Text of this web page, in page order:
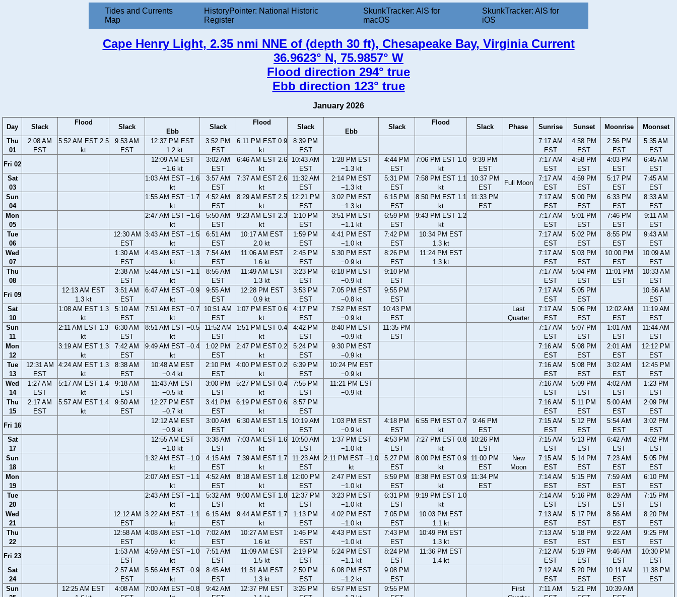
Tides and Currents
Map
HistoryPointer: National Historic
Register
SkunkTracker: AIS for
macOS
SkunkTracker: AIS for
iOS
Cape Henry Light, 2.35 nmi NNE of (depth 30 ft), Chesapeake Bay, Virginia Current
36.9623° N, 75.9857° W
Flood direction 294° true
Ebb direction 123° true
January 2026
Day Slack
Flood
Slack
Ebb
Slack
Flood
Slack
Ebb
Slack
Flood
Slack Phase Sunrise Sunset Moonrise
Moonset
Thu
01
2:08 AM
EST
5:52 AM EST 2.5
kt
9:53 AM
EST
12:37 PM EST
−1.2 kt
3:52 PM
EST
6:11 PM EST 0.9
kt
8:39 PM
EST
7:17 AM
EST
4:58 PM
EST
2:56 PM
EST
5:35 AM
EST
Fri 02
12:09 AM EST
−1.6 kt
3:02 AM
EST
6:46 AM EST 2.6
kt
10:43 AM
EST
1:28 PM EST
−1.3 kt
4:44 PM
EST
7:06 PM EST 1.0
kt
9:39 PM
EST
7:17 AM
EST
4:58 PM
EST
4:03 PM
EST
6:45 AM
EST
Sat
03
1:03 AM EST −1.6
kt
3:57 AM
EST
7:37 AM EST 2.6
kt
11:32 AM
EST
2:14 PM EST
−1.3 kt
5:31 PM
EST
7:58 PM EST 1.1
kt
10:37 PM
EST
Full Moon
7:17 AM
EST
4:59 PM
EST
5:17 PM
EST
7:45 AM
EST
Sun
04
1:55 AM EST −1.7
kt
4:52 AM
EST
8:29 AM EST 2.5
kt
12:21 PM
EST
3:02 PM EST
−1.3 kt
6:15 PM
EST
8:50 PM EST 1.1
kt
11:33 PM
EST
7:17 AM
EST
5:00 PM
EST
6:33 PM
EST
8:33 AM
EST
Mon
05
2:47 AM EST −1.6
kt
5:50 AM
EST
9:23 AM EST 2.3
kt
1:10 PM
EST
3:51 PM EST
−1.1 kt
6:59 PM
EST
9:43 PM EST 1.2
kt
7:17 AM
EST
5:01 PM
EST
7:46 PM
EST
9:11 AM
EST
Tue
06
12:30 AM
EST
3:43 AM EST −1.5
kt
6:51 AM
EST
10:17 AM EST
2.0 kt
1:59 PM
EST
4:41 PM EST
−1.0 kt
7:42 PM
EST
10:34 PM EST
1.3 kt
7:17 AM
EST
5:02 PM
EST
8:55 PM
EST
9:43 AM
EST
Wed
07
1:30 AM
EST
4:43 AM EST −1.3
kt
7:54 AM
EST
11:06 AM EST
1.6 kt
2:45 PM
EST
5:30 PM EST
−0.9 kt
8:26 PM
EST
11:24 PM EST
1.3 kt
7:17 AM
EST
5:03 PM
EST
10:00 PM
EST
10:09 AM
EST
Thu
08
2:38 AM
EST
5:44 AM EST −1.1
kt
8:56 AM
EST
11:49 AM EST
1.3 kt
3:23 PM
EST
6:18 PM EST
−0.9 kt
9:10 PM
EST
7:17 AM
EST
5:04 PM
EST
11:01 PM
EST
10:33 AM
EST
Fri 09
12:13 AM EST
1.3 kt
3:51 AM
EST
6:47 AM EST −0.9
kt
9:55 AM
EST
12:28 PM EST
0.9 kt
3:53 PM
EST
7:05 PM EST
−0.8 kt
9:55 PM
EST
7:17 AM
EST
5:05 PM
EST
10:56 AM
EST
Sat
10
1:08 AM EST 1.3
kt
5:10 AM
EST
7:51 AM EST −0.7
kt
10:51 AM
EST
1:07 PM EST 0.6
kt
4:17 PM
EST
7:52 PM EST
−0.9 kt
10:43 PM
EST
Last
Quarter
7:17 AM
EST
5:06 PM
EST
12:02 AM
EST
11:19 AM
EST
Sun
11
2:11 AM EST 1.3
kt
6:30 AM
EST
8:51 AM EST −0.5
kt
11:52 AM
EST
1:51 PM EST 0.4
kt
4:42 PM
EST
8:40 PM EST
−0.9 kt
11:35 PM
EST
7:17 AM
EST
5:07 PM
EST
1:01 AM
EST
11:44 AM
EST
Mon
12
3:19 AM EST 1.3
kt
7:42 AM
EST
9:49 AM EST −0.4
kt
1:02 PM
EST
2:47 PM EST 0.2
kt
5:24 PM
EST
9:30 PM EST
−0.9 kt
7:16 AM
EST
5:08 PM
EST
2:01 AM
EST
12:12 PM
EST
Tue
13
12:31 AM
EST
4:24 AM EST 1.3
kt
8:38 AM
EST
10:48 AM EST
−0.4 kt
2:10 PM
EST
4:00 PM EST 0.2
kt
6:39 PM
EST
10:24 PM EST
−0.9 kt
7:16 AM
EST
5:08 PM
EST
3:02 AM
EST
12:45 PM
EST
Wed
14
1:27 AM
EST
5:17 AM EST 1.4
kt
9:18 AM
EST
11:43 AM EST
−0.5 kt
3:00 PM
EST
5:27 PM EST 0.4
kt
7:55 PM
EST
11:21 PM EST
−0.9 kt
7:16 AM
EST
5:09 PM
EST
4:02 AM
EST
1:23 PM
EST
Thu
15
2:17 AM
EST
5:57 AM EST 1.4
kt
9:50 AM
EST
12:27 PM EST
−0.7 kt
3:41 PM
EST
6:19 PM EST 0.6
kt
8:57 PM
EST
7:16 AM
EST
5:11 PM
EST
5:00 AM
EST
2:09 PM
EST
Fri 16
12:12 AM EST
−0.9 kt
3:00 AM
EST
6:30 AM EST 1.5
kt
10:19 AM
EST
1:03 PM EST
−0.9 kt
4:18 PM
EST
6:55 PM EST 0.7
kt
9:46 PM
EST
7:15 AM
EST
5:12 PM
EST
5:54 AM
EST
3:02 PM
EST
Sat
17
12:55 AM EST
−1.0 kt
3:38 AM
EST
7:03 AM EST 1.6
kt
10:50 AM
EST
1:37 PM EST
−1.0 kt
4:53 PM
EST
7:27 PM EST 0.8
kt
10:26 PM
EST
7:15 AM
EST
5:13 PM
EST
6:42 AM
EST
4:02 PM
EST
Sun
18
1:32 AM EST −1.0
kt
4:15 AM
EST
7:39 AM EST 1.7
kt
11:23 AM
EST
2:11 PM EST −1.0
kt
5:27 PM
EST
8:00 PM EST 0.9
kt
11:00 PM
EST
New
Moon
7:15 AM
EST
5:14 PM
EST
7:23 AM
EST
5:05 PM
EST
Mon
19
2:07 AM EST −1.1
kt
4:52 AM
EST
8:18 AM EST 1.8
kt
12:00 PM
EST
2:47 PM EST
−1.0 kt
5:59 PM
EST
8:38 PM EST 0.9
kt
11:34 PM
EST
7:14 AM
EST
5:15 PM
EST
7:59 AM
EST
6:10 PM
EST
Tue
20
2:43 AM EST −1.1
kt
5:32 AM
EST
9:00 AM EST 1.8
kt
12:37 PM
EST
3:23 PM EST
−1.0 kt
6:31 PM
EST
9:19 PM EST 1.0
kt
7:14 AM
EST
5:16 PM
EST
8:29 AM
EST
7:15 PM
EST
Wed
21
12:12 AM
EST
3:22 AM EST −1.1
kt
6:15 AM
EST
9:44 AM EST 1.7
kt
1:13 PM
EST
4:02 PM EST
−1.0 kt
7:05 PM
EST
10:03 PM EST
1.1 kt
7:13 AM
EST
5:17 PM
EST
8:56 AM
EST
8:20 PM
EST
Thu
22
12:58 AM
EST
4:08 AM EST −1.0
kt
7:02 AM
EST
10:27 AM EST
1.6 kt
1:46 PM
EST
4:43 PM EST
−1.0 kt
7:43 PM
EST
10:49 PM EST
1.3 kt
7:13 AM
EST
5:18 PM
EST
9:22 AM
EST
9:25 PM
EST
Fri 23
1:53 AM
EST
4:59 AM EST −1.0
kt
7:51 AM
EST
11:09 AM EST
1.5 kt
2:19 PM
EST
5:24 PM EST
−1.1 kt
8:24 PM
EST
11:36 PM EST
1.4 kt
7:12 AM
EST
5:19 PM
EST
9:46 AM
EST
10:30 PM
EST
Sat
24
2:57 AM
EST
5:56 AM EST −0.9
kt
8:45 AM
EST
11:51 AM EST
1.3 kt
2:50 PM
EST
6:08 PM EST
−1.2 kt
9:08 PM
EST
7:12 AM
EST
5:20 PM
EST
10:11 AM
EST
11:38 PM
EST
Sun
12:25 AM EST
4:08 AM
7:00 AM EST −0.8
9:42 AM
12:37 PM EST
3:26 PM
6:57 PM EST
9:55 PM
First
7:11 AM
5:21 PM
10:39 AM